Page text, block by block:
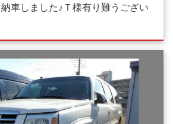
車しました♪Ｔ様有り難うござい